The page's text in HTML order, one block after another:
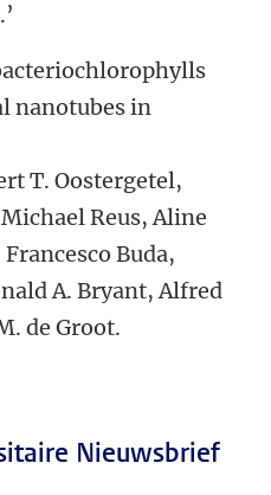
nanotubes in
T. Oostergetel,
Reus, Aline
Buda,
A. Bryant, Alfred
de Groot.
Nieuwsbrief